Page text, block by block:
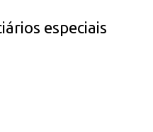
especiais